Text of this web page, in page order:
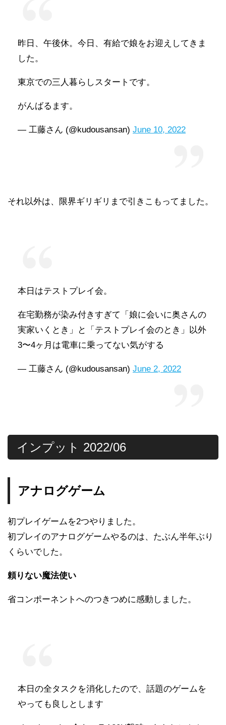
昨日、午後休。今日、有給で娘をお迎えしてきま
した。
東京での三人暮らしスタートです。
がんばるます。
— 工藤さん (@kudousansan) June 10, 2022
それ以外は、限界ギリギリまで引きこもってました。
本日はテストプレイ会。
在宅勤務が染み付きすぎて「娘に会いに奥さんの
実家いくとき」と「テストプレイ会のとき」以外
3〜4ヶ月は電車に乗ってない気がする
— 工藤さん (@kudousansan) June 2, 2022
インプット 2022/06
アナログゲーム
初プレイゲームを2つやりました。
初プレイのアナログゲームやるのは、たぶん半年ぶり
くらいでした。
頼りない魔法使い
省コンポーネントへのつきつめに感動しました。
本日の全タスクを消化したので、話題のゲームを
やっても良しとします